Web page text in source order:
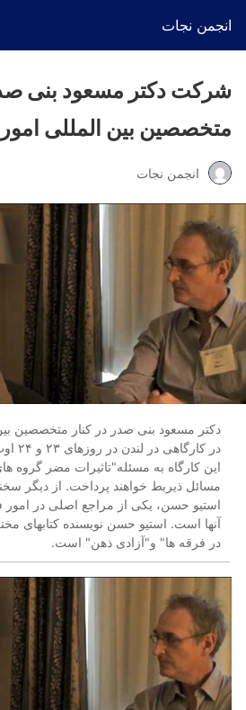
انجمن نجات
شرکت دکتر مسعود بنی
متخصصین بین المللی
انجمن نجات
دکتر مسعود بنی صدر در کنار متخصصین
این کارگاه به مسئله"تاثیرات مضر گروه
مسائل ذیربط خواهند پرداخت. از دیگر
استیو حسن، یکی از مراجع اصلی در امور
آنها است. استیو حسن نویسنده کتابهای
در فرقه ها" و"آزادی ذهن" است.